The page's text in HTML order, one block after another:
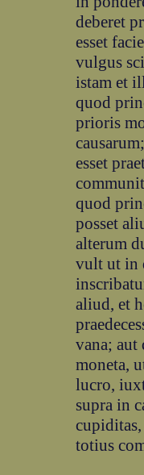
deberet
esset
vulgus
istam et
quod
prioris
esset
quod
posset
alterum
vult ut in
aliud, et
vana; aut
moneta,
lucro,
supra in
totius